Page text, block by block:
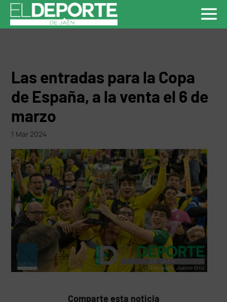
Las entradas para la Copa
de España, a la venta el 6 de
marzo
1 Mar 2024
Comparte esta noticia